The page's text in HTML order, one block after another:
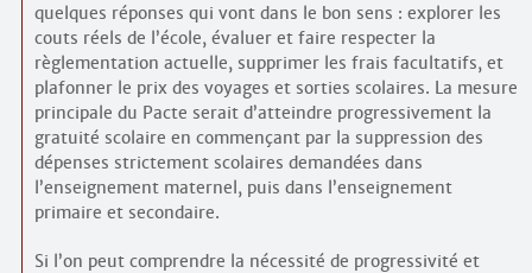
quelques réponses qui vont dans le bon sens : explorer les
couts réels de l’école, évaluer et faire respecter la
règlementation actuelle, supprimer les frais facultatifs, et
plafonner le prix des voyages et sorties scolaires. La mesure
principale du Pacte serait d’atteindre progressivement la
gratuité scolaire en commençant par la suppression des
dépenses strictement scolaires demandées dans
l’enseignement maternel, puis dans l’enseignement
primaire et secondaire.
Si l’on peut comprendre la nécessité de progressivité et